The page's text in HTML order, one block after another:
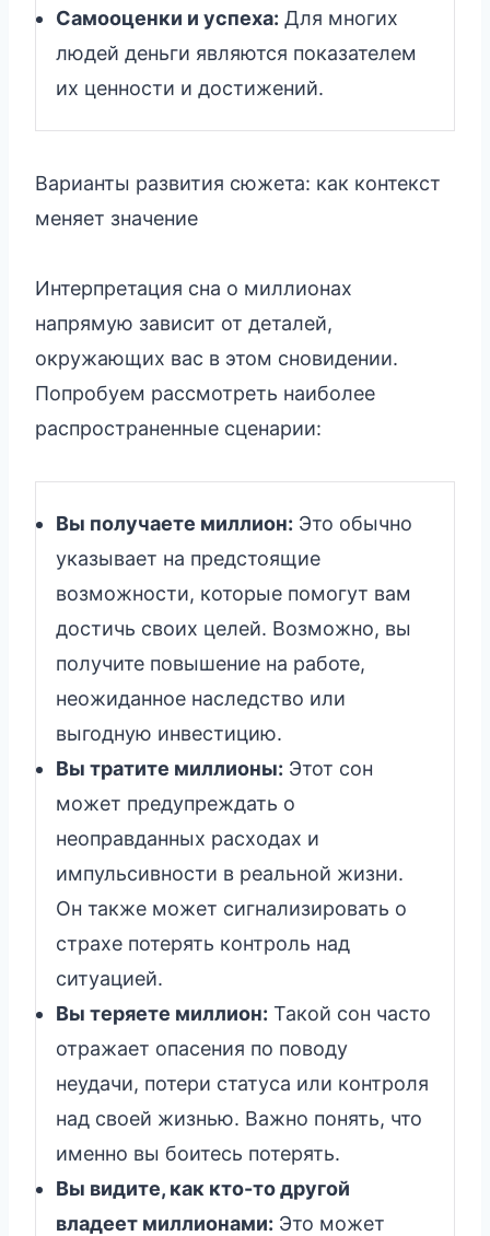
Самооценки и успеха: Для многих
людей деньги являются показателем
их ценности и достижений.
Варианты развития сюжета: как контекст
меняет значение
Интерпретация сна о миллионах
напрямую зависит от деталей,
окружающих вас в этом сновидении.
Попробуем рассмотреть наиболее
распространенные сценарии:
Вы получаете миллион: Это обычно
указывает на предстоящие
возможности, которые помогут вам
достичь своих целей. Возможно, вы
получите повышение на работе,
неожиданное наследство или
выгодную инвестицию.
Вы тратите миллионы: Этот сон
может предупреждать о
неоправданных расходах и
импульсивности в реальной жизни.
Он также может сигнализировать о
страхе потерять контроль над
ситуацией.
Вы теряете миллион: Такой сон часто
отражает опасения по поводу
неудачи, потери статуса или контроля
над своей жизнью. Важно понять, что
именно вы боитесь потерять.
Вы видите, как кто-то другой
владеет миллионами: Это может